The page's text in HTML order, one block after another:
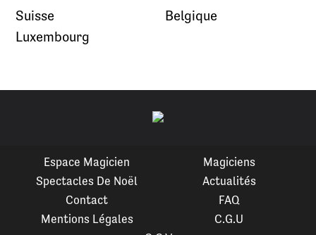
Suisse
Luxembourg
Belgique
Espace Magicien
Magiciens
Spectacles De Noël
Actualités
Contact
FAQ
Mentions Légales
C.G.U